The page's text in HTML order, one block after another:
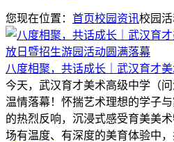
您现在位置： 首页校园资讯校园
八度相聚，共话成长｜武汉育才
今天，武汉育才美术高级中学（
温情落幕！怀揣艺术理想的学子
的热烈反响，沉浸式感受育美美
场有温度、有深度的美育体验中